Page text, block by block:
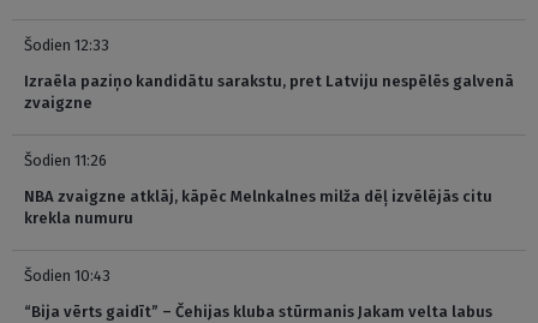
Šodien 12:33
Izraēla paziņo kandidātu sarakstu, pret Latviju nespēlēs galvenā
zvaigzne
Šodien 11:26
NBA zvaigzne atklāj, kāpēc Melnkalnes milža dēļ izvēlējās citu
krekla numuru
Šodien 10:43
“Bija vērts gaidīt” – Čehijas kluba stūrmanis Jakam velta labus